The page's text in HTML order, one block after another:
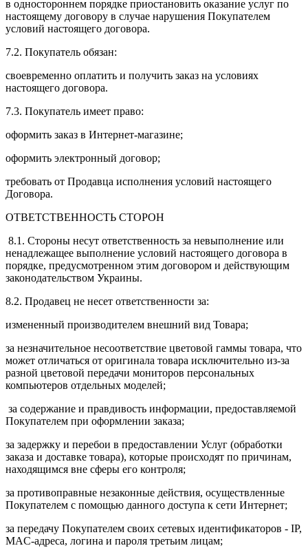
в одностороннем порядке приостановить оказание услуг по
настоящему договору в случае нарушения Покупателем
условий настоящего договора.
7.2. Покупатель обязан:
своевременно оплатить и получить заказ на условиях
настоящего договора.
7.3. Покупатель имеет право:
оформить заказ в Интернет-магазине;
оформить электронный договор;
требовать от Продавца исполнения условий настоящего
Договора.
ОТВЕТСТВЕННОСТЬ СТОРОН
8.1. Стороны несут ответственность за невыполнение или
ненадлежащее выполнение условий настоящего договора в
порядке, предусмотренном этим договором и действующим
законодательством Украины.
8.2. Продавец не несет ответственности за:
измененный производителем внешний вид Товара;
за незначительное несоответствие цветовой гаммы товара, что
может отличаться от оригинала товара исключительно из-за
разной цветовой передачи мониторов персональных
компьютеров отдельных моделей;
за содержание и правдивость информации, предоставляемой
Покупателем при оформлении заказа;
за задержку и перебои в предоставлении Услуг (обработки
заказа и доставке товара), которые происходят по причинам,
находящимся вне сферы его контроля;
за противоправные незаконные действия, осуществленные
Покупателем с помощью данного доступа к сети Интернет;
за передачу Покупателем своих сетевых идентификаторов - IP,
MAC-адреса, логина и пароля третьим лицам;